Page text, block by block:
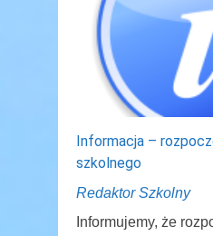
Informacja –
szkolnego
Redaktor Szkolny
Informujemy, że